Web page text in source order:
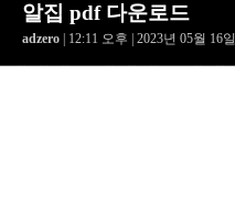
알집 pdf 다운로드
adzero | 12:11 오후 | 2023년 05월 16일